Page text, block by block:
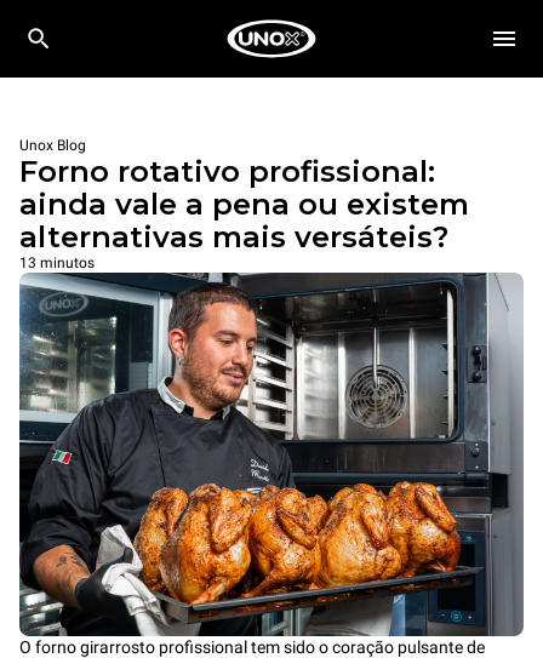
Unox Blog
Forno rotativo profissional:
ainda vale a pena ou existem
alternativas mais versáteis?
13 minutos
O forno girarrosto profissional tem sido o coração pulsante de